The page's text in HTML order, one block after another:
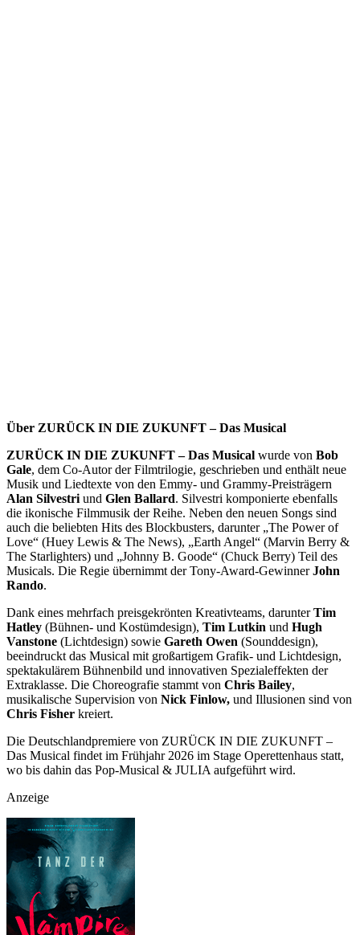
Über ZURÜCK IN DIE ZUKUNFT – Das Musical
ZURÜCK IN DIE ZUKUNFT – Das Musical wurde von Bob
Gale, dem Co-Autor der Filmtrilogie, geschrieben und enthält neue
Musik und Liedtexte von den Emmy- und Grammy-Preisträgern
Alan Silvestri und Glen Ballard. Silvestri komponierte ebenfalls
die ikonische Filmmusik der Reihe. Neben den neuen Songs sind
auch die beliebten Hits des Blockbusters, darunter „The Power of
Love“ (Huey Lewis & The News), „Earth Angel“ (Marvin Berry &
The Starlighters) und „Johnny B. Goode“ (Chuck Berry) Teil des
Musicals. Die Regie übernimmt der Tony-Award-GewinnerJohn
Rando.
Dank eines mehrfach preisgekrönten Kreativteams, darunterTim
Hatley (Bühnen- und Kostümdesign), Tim Lutkin und Hugh
Vanstone (Lichtdesign) sowie Gareth Owen (Sounddesign),
beeindruckt das Musical mit großartigem Grafik- und Lichtdesign,
spektakulärem Bühnenbild und innovativen Spezialeffekten der
Extraklasse. Die Choreografie stammt von Chris Bailey,
musikalische Supervision von Nick Finlow, und Illusionen sind von
Chris Fisher kreiert.
Die Deutschlandpremiere von ZURÜCK IN DIE ZUKUNFT –
Das Musical findet im Frühjahr 2026 im Stage Operettenhaus statt,
wo bis dahin das Pop-Musical & JULIA aufgeführt wird.
Anzeige